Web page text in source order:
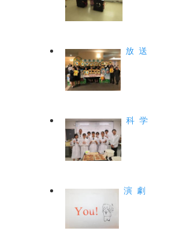
放 送
科 学
演 劇